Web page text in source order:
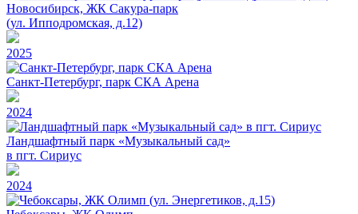
Новосибирск, ЖК Сакура-парк
(ул. Ипподромская, д.12)
2025
Санкт-Петербург, парк СКА Арена
2024
Ландшафтный парк «Музыкальный сад»
в пгт. Сириус
2024